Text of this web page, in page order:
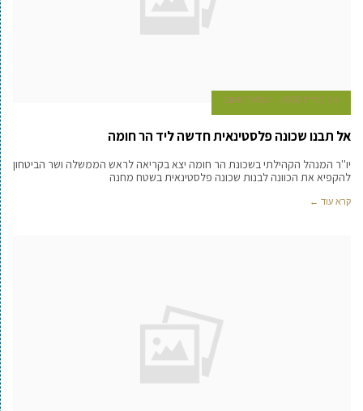
24 במרץ 2008 עמיעד טאוב
אל תבנו שכונה פלסטינאית חדשה ליד הר חומה
יו''ר המנהל הקהילתי בשכונת הר חומה יצא בקריאה לראש הממשלה ושר הביטחון
להקפיא את הכוונה לבנות שכונה פלסטינאית בשטח מחנה
קרא עוד ←